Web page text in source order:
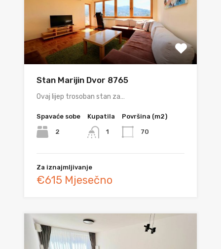
Stan Marijin Dvor 8765
Ovaj lijep trosoban stan za…
Spavaće sobe
2
Kupatila
1
Površina (m2)
70
Za iznajmljivanje
€615 Mjesečno